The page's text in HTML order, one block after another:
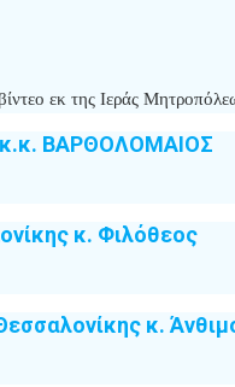
εκ της Ιεράς
ΒΑΡΘΟΛΟΜΑΙΟΣ
κ. Φιλόθεος
κ.